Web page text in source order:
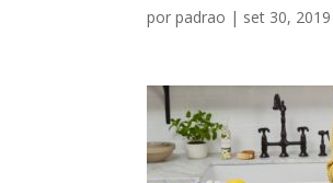
porpadrao | set 30, 2019